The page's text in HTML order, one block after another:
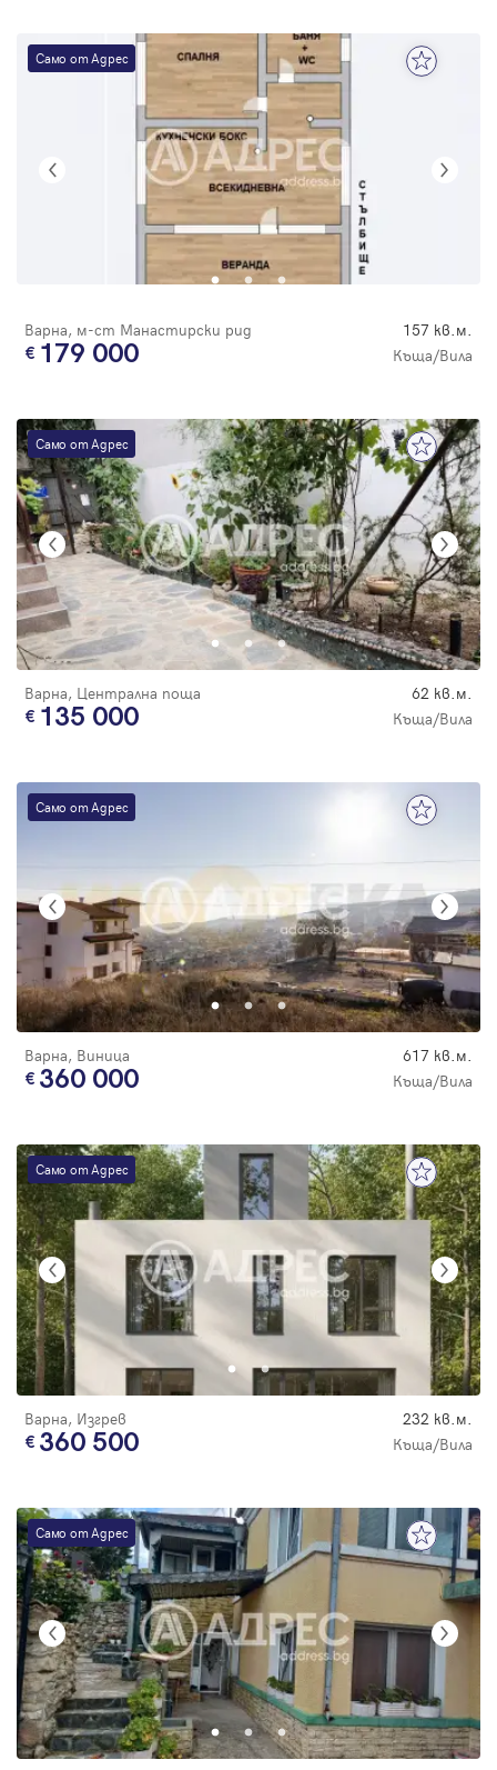
Само от Адрес
Варна, м-ст Манастирски рид 157 кв.м.
179 000 Къща/Вила
Само от Адрес
Варна, Централна поща 62 кв.м.
135 000 Къща/Вила
Само от Адрес
Варна, Виница 617 кв.м.
360 000 Къща/Вила
Само от Адрес
Варна, Изгрев 232 кв.м.
360 500 Къща/Вила
Само от Адрес